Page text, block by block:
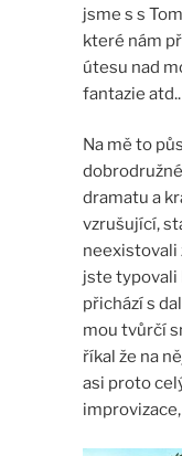
jsme s s
které nám
útesu nad
fantazie atd..
Na mě to
dramatu a
vzrušující,
neexistovali
jste typovali
přichází s
mou tvůrčí
říkal že na
asi proto